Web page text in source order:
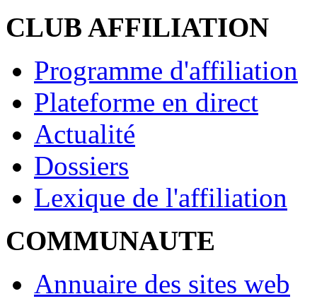
CLUB AFFILIATION
Programme d'affiliation
Plateforme en direct
Actualité
Dossiers
Lexique de l'affiliation
COMMUNAUTE
Annuaire des sites web